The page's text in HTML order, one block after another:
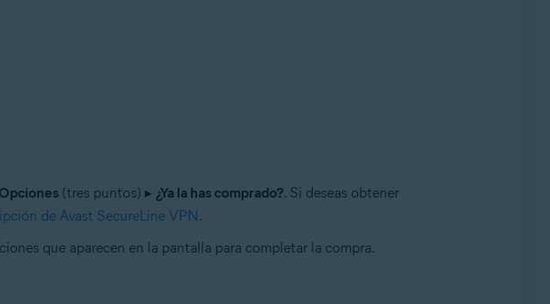
Opciones (tres puntos) ▸ ¿Ya la has comprado?. Si deseas obtener
de Avast SecureLine VPN.
que aparecen en la pantalla para completar la compra.